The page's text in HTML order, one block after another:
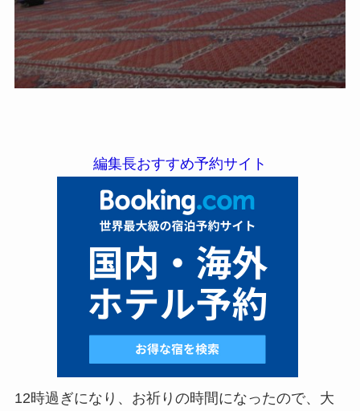
編集長おすすめ予約サイト
12時過ぎになり、お祈りの時間になったので、大